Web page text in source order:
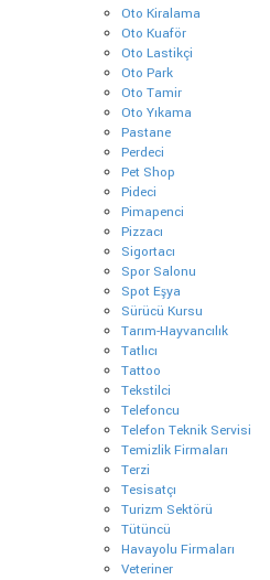
Oto Kiralama
Oto Kuaför
Oto Lastikçi
Oto Park
Oto Tamir
Oto Yıkama
Pastane
Perdeci
Pet Shop
Pideci
Pimapenci
Pizzacı
Sigortacı
Spor Salonu
Spot Eşya
Sürücü Kursu
Tarım-Hayvancılık
Tatlıcı
Tattoo
Tekstilci
Telefoncu
Telefon Teknik Servisi
Temizlik Firmaları
Terzi
Tesisatçı
Turizm Sektörü
Tütüncü
Havayolu Firmaları
Veteriner